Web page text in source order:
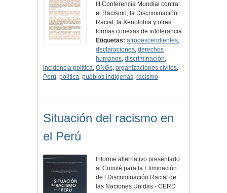
III Conferencia Mundial contra
el Racismo, la Discriminación
Racial, la Xenofobia y otras
formas conexas de intolerancia
Etiquetas: afrodescendientes,
declaraciones,derechos
humanos,discriminación,
incidencia política, ONGs, organizaciones civiles,
Perú, política, pueblos indígenas, racismo
Situación del racismo en
el Perú
Informe alternativo presentado
al Comité para la Eliminación
de l Discriminación Racial de
las Naciones Unidas - CERD